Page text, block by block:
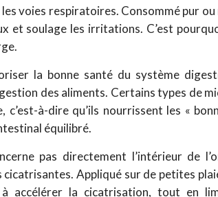
voies respiratoires. Consommé pur ou
et soulage les irritations. C’est
la bonne santé du système
des aliments. Certains types de
à-dire qu’ils nourrissent les «
équilibré.
pas directement l’intérieur de
Appliqué sur de petites
accélérer la cicatrisation, tout en